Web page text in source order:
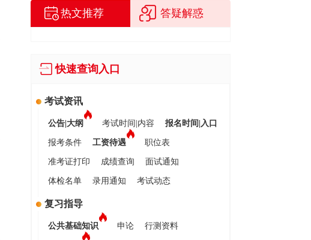
热文推荐 答疑解惑
快速查询入口
考试资讯
公告|大纲 考试时间|内容 报名时间|入口
报考条件 工资待遇 职位表
准考证打印 成绩查询 面试通知
体检名单 录用通知 考试动态
复习指导
公共基础知识 申论 行测资料